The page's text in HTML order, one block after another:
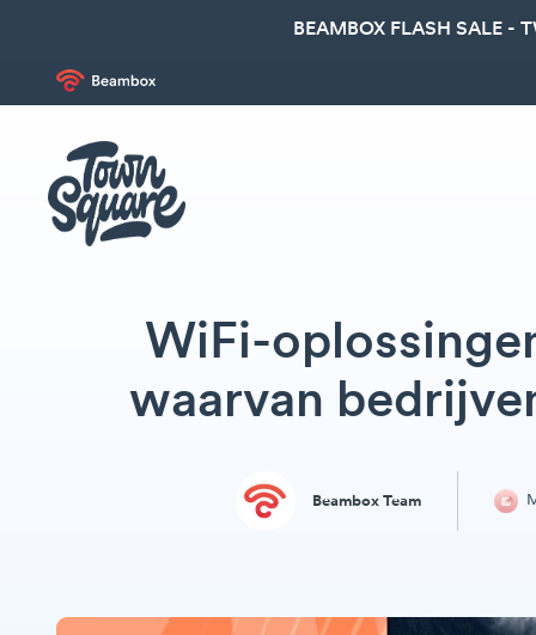
BEAMBOX FLASH SALE -
WiFi-
waarvan
Beambox Team